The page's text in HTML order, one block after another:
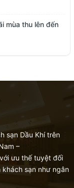
mùa thu lên đến
sạn Dầu Khí trên
–
ưu thế tuyệt đối
sạn như ngân